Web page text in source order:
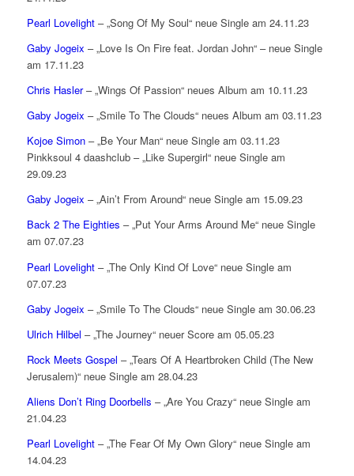
Pearl Lovelight– „Song Of My Soul“ neue Single am 24.11.23
Gaby Jogeix – „Love Is On Fire feat. Jordan John“ – neue Single
am 17.11.23
Chris Hasler– „Wings Of Passion“ neues Album am 10.11.23
Gaby Jogeix – „Smile To The Clouds“ neues Album am 03.11.23
Kojoe Simon– „Be Your Man“ neue Single am 03.11.23
Pinkksoul 4 daashclub – „Like Supergirl“ neue Single am
29.09.23
Gaby Jogeix – „Ain’t From Around“ neue Single am 15.09.23
Back 2 The Eighties – „Put Your Arms Around Me“ neue Single
am 07.07.23
Pearl Lovelight– „The Only Kind Of Love“ neue Single am
07.07.23
Gaby Jogeix – „Smile To The Clouds“ neue Single am 30.06.23
Ulrich Hilbel – „The Journey“ neuer Score am 05.05.23
Rock Meets Gospel – „Tears Of A Heartbroken Child (The New
Jerusalem)“ neue Single am 28.04.23
Aliens Don’t Ring Doorbells – „Are You Crazy“ neue Single am
21.04.23
Pearl Lovelight– „The Fear Of My Own Glory“ neue Single am
14.04.23